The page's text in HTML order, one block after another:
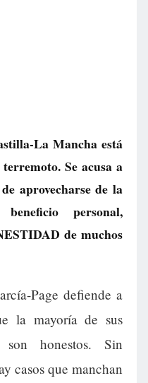
La Mancha está
Se acusa a
aprovecharse de la
personal,
de muchos
Page defiende a
la mayoría de sus
honestos. Sin
casos que manchan